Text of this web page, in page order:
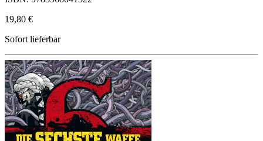
19,80 €
Sofort lieferbar